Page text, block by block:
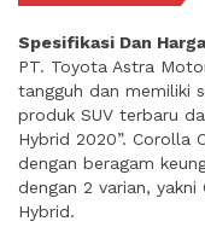
Spesifikasi Dan
PT. Toyota Astra
tangguh dan memiliki
produk SUV terbaru
Hybrid 2020”. Corolla
dengan beragam
dengan 2 varian,
Hybrid.